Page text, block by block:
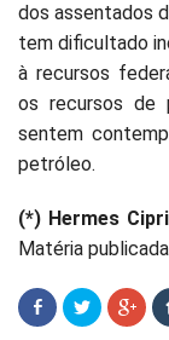
dos assentados
tem dificultado
à recursos
os recursos de
sentem
petróleo.
(*) Hermes
Matéria